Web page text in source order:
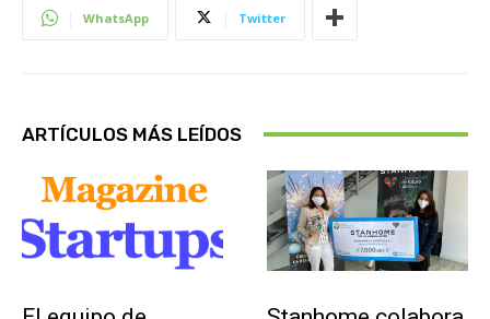
WhatsApp Twitter
ARTÍCULOS MÁS LEÍDOS